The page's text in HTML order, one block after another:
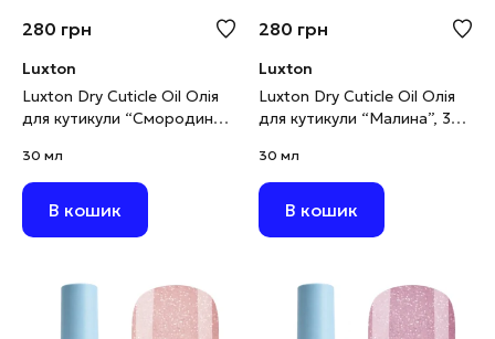
280 грн
Luxton
Luxton Dry Cuticle Oil Олія
для кутикули “Смородина”,
30 мл
В кошик
280 грн
Luxton
Luxton Dry Cuticle Oil Олія
для кутикули “Малина”, 30
30 мл
В кошик